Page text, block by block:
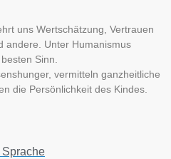
uns Wertschätzung, Vertrauen
andere. Unter Humanismus
Sinn.
vermitteln ganzheitliche
die Persönlichkeit des Kindes.